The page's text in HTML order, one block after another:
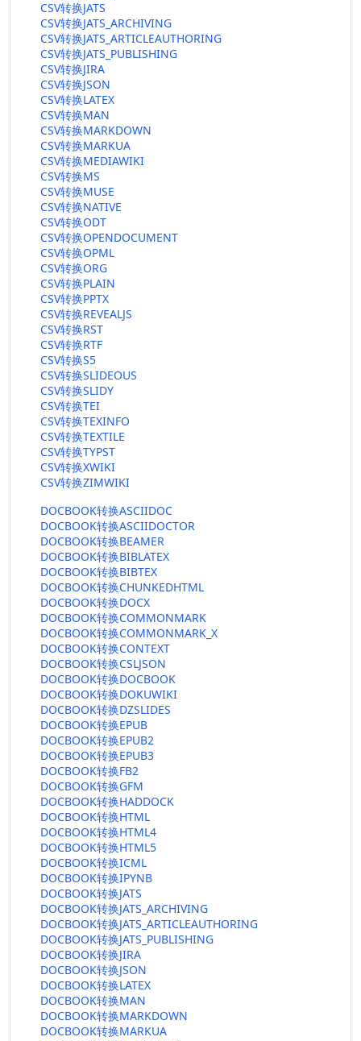
CSV转换JATS
CSV转换JATS_ARCHIVING
CSV转换JATS_ARTICLEAUTHORING
CSV转换JATS_PUBLISHING
CSV转换JIRA
CSV转换JSON
CSV转换LATEX
CSV转换MAN
CSV转换MARKDOWN
CSV转换MARKUA
CSV转换MEDIAWIKI
CSV转换MS
CSV转换MUSE
CSV转换NATIVE
CSV转换ODT
CSV转换OPENDOCUMENT
CSV转换OPML
CSV转换ORG
CSV转换PLAIN
CSV转换PPTX
CSV转换REVEALJS
CSV转换RST
CSV转换RTF
CSV转换S5
CSV转换SLIDEOUS
CSV转换SLIDY
CSV转换TEI
CSV转换TEXINFO
CSV转换TEXTILE
CSV转换TYPST
CSV转换XWIKI
CSV转换ZIMWIKI
DOCBOOK转换ASCIIDOC
DOCBOOK转换ASCIIDOCTOR
DOCBOOK转换BEAMER
DOCBOOK转换BIBLATEX
DOCBOOK转换BIBTEX
DOCBOOK转换CHUNKEDHTML
DOCBOOK转换DOCX
DOCBOOK转换COMMONMARK
DOCBOOK转换COMMONMARK_X
DOCBOOK转换CONTEXT
DOCBOOK转换CSLJSON
DOCBOOK转换DOCBOOK
DOCBOOK转换DOKUWIKI
DOCBOOK转换DZSLIDES
DOCBOOK转换EPUB
DOCBOOK转换EPUB2
DOCBOOK转换EPUB3
DOCBOOK转换FB2
DOCBOOK转换GFM
DOCBOOK转换HADDOCK
DOCBOOK转换HTML
DOCBOOK转换HTML4
DOCBOOK转换HTML5
DOCBOOK转换ICML
DOCBOOK转换IPYNB
DOCBOOK转换JATS
DOCBOOK转换JATS_ARCHIVING
DOCBOOK转换JATS_ARTICLEAUTHORING
DOCBOOK转换JATS_PUBLISHING
DOCBOOK转换JIRA
DOCBOOK转换JSON
DOCBOOK转换LATEX
DOCBOOK转换MAN
DOCBOOK转换MARKDOWN
DOCBOOK转换MARKUA